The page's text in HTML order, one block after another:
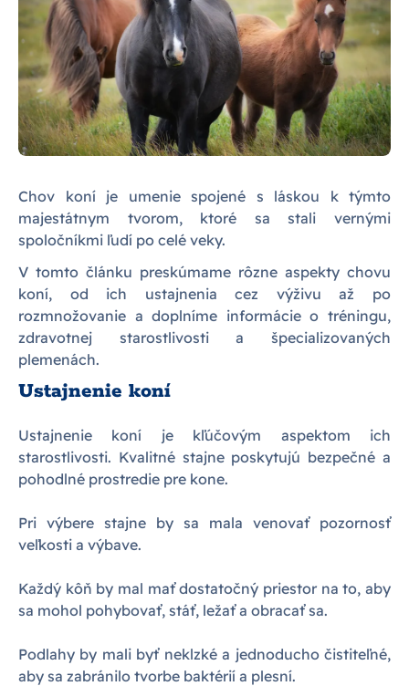
Chov koní je umenie spojené s láskou k týmto
majestátnym tvorom, ktoré sa stali vernými
spoločníkmi ľudí po celé veky.
V tomto článku preskúmame rôzne aspekty chovu
koní, od ich ustajnenia cez výživu až po
rozmnožovanie a doplníme informácie o tréningu,
zdravotnej starostlivosti a špecializovaných
plemenách.
Ustajnenie koní
Ustajnenie koní je kľúčovým aspektom ich
starostlivosti. Kvalitné stajne poskytujú bezpečné a
pohodlné prostredie pre kone.
Pri výbere stajne by sa mala venovať pozornosť
veľkosti a výbave.
Každý kôň by mal mať dostatočný priestor na to, aby
sa mohol pohybovať, stáť, ležať a obracať sa.
Podlahy by mali byť neklzké a jednoducho čistiteľné,
aby sa zabránilo tvorbe baktérií a plesní.